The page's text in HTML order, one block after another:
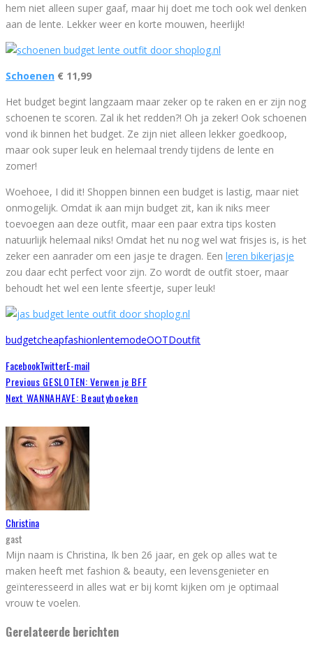
hem niet alleen super gaaf, maar hij doet me toch ook wel denken
aan de lente. Lekker weer en korte mouwen, heerlijk!
Schoenen € 11,99
Het budget begint langzaam maar zeker op te raken en er zijn nog
schoenen te scoren. Zal ik het redden?! Oh ja zeker! Ook schoenen
vond ik binnen het budget. Ze zijn niet alleen lekker goedkoop,
maar ook super leuk en helemaal trendy tijdens de lente en
zomer!
Woehoee, I did it! Shoppen binnen een budget is lastig, maar niet
onmogelijk. Omdat ik aan mijn budget zit, kan ik niks meer
toevoegen aan deze outfit, maar een paar extra tips kosten
natuurlijk helemaal niks! Omdat het nu nog wel wat frisjes is, is het
zeker een aanrader om een jasje te dragen. Een leren bikerjasje
zou daar echt perfect voor zijn. Zo wordt de outfit stoer, maar
behoudt het wel een lente sfeertje, super leuk!
budgetcheapfashionlentemodeOOTDoutfit
FacebookTwitterE-mail
Previous GESLOTEN: Verwen je BFF
Next WANNAHAVE: Beautyboeken
Christina
gast
Mijn naam is Christina, Ik ben 26 jaar, en gek op alles wat te
maken heeft met fashion & beauty, een levensgenieter en
geïnteresseerd in alles wat er bij komt kijken om je optimaal
vrouw te voelen.
Gerelateerde berichten